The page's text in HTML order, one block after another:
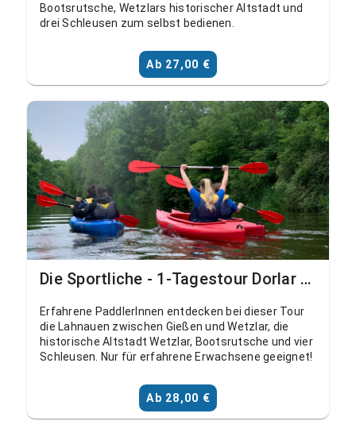
Bootsrutsche, Wetzlars historischer Altstadt und
drei Schleusen zum selbst bedienen.
Ab 27,00 €
Die Sportliche - 1-Tagestour Dorlar - Solms, Schohleck, mit Bootsrutsche
Erfahrene PaddlerInnen entdecken bei dieser Tour
die Lahnauen zwischen Gießen und Wetzlar, die
historische Altstadt Wetzlar, Bootsrutsche und vier
Schleusen. Nur für erfahrene Erwachsene geeignet!
Ab 28,00 €